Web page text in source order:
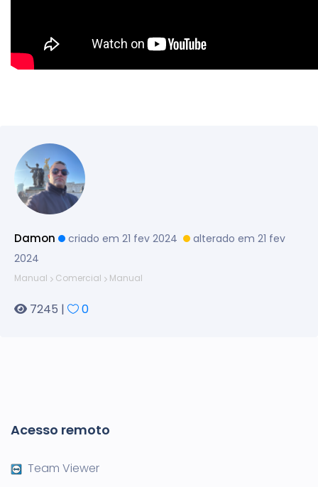
Damon criado em 21 fev 2024
alterado em 21 fev
2024
Manual Comercial Manual
7245 | 0
Acesso remoto
Team Viewer